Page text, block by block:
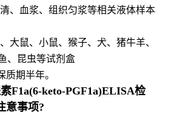
、血浆、组织匀浆等相关液体样本
大鼠、小鼠、猴子、犬、猪牛羊、
、昆虫等试剂盒
质期半年。
F1a(6-keto-PGF1a)ELISA检
意事项?